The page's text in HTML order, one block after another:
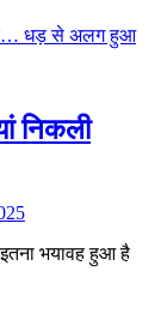
निकली
इतना भयावह हुआ है